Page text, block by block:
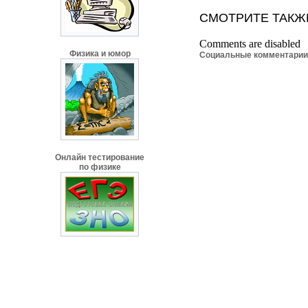
Физика и юмор
Онлайн тестирование
по физике
СМОТРИТЕ
Comments are disabled
Социальные комментарии